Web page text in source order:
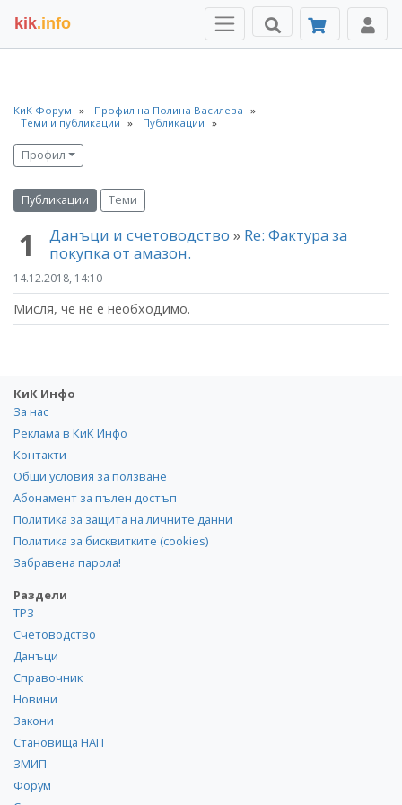
kik.info
КиК Форум
Профил на Полина Василева
Теми и публикации
Публикации
Профил
Публикации Теми
1 Данъци и счетоводство » Re: Фактура за
покупка от амазон.
14.12.2018, 14:10
Мисля, че не е необходимо.
КиК Инфо
За нас
Реклама в КиК Инфо
Контакти
Общи условия за ползване
Абонамент за пълен достъп
Политика за защита на личните данни
Политика за бисквитките (cookies)
Забравена парола!
Раздели
ТРЗ
Счетоводство
Данъци
Справочник
Новини
Закони
Становища НАП
ЗМИП
Форум